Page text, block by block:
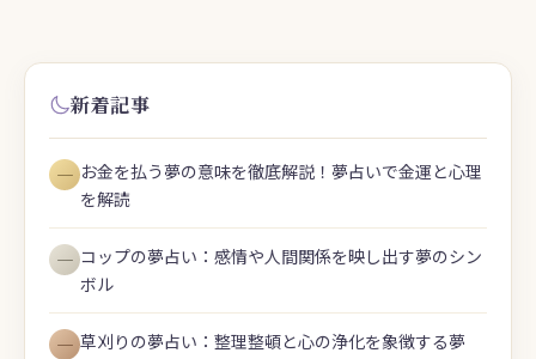
新着記事
― お金を払う夢の意味を徹底解説！夢占いで金運と心理
を解読
― コップの夢占い：感情や人間関係を映し出す夢のシン
ボル
― 草刈りの夢占い：整理整頓と心の浄化を象徴する夢